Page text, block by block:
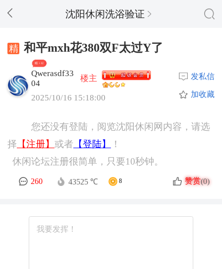
沈阳休闲洗浴验证
和平mxh花380双F太过Y了
精 + 63
Qwerasdf33
04
楼主
2025/10/16 15:18:00
发私信
加收藏
您还没有登陆，阅览沈阳休闲网内容，请选
择 【注册】 或者 【登陆】
！
休闲论坛注册很简单，只要10秒钟。
260 43525 ℃ 8 赞赏(0)